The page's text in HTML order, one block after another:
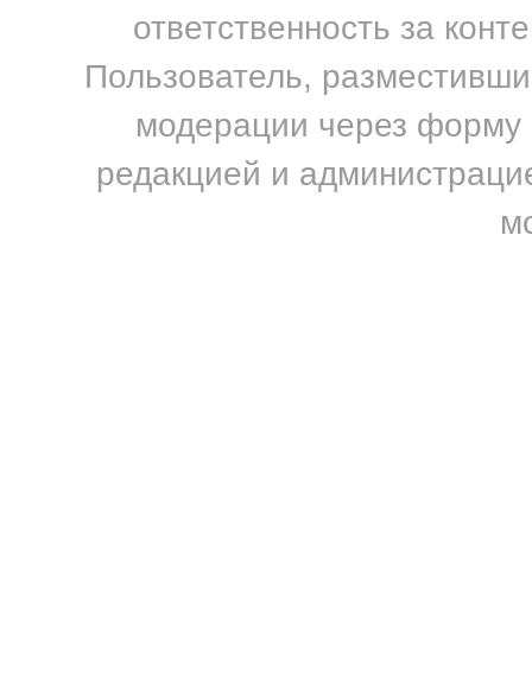
ответственность за
Пользователь,
модерации через форму
редакцией и